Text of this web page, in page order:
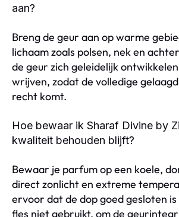
aan?
Breng de geur aan op warme
lichaam zoals polsen, nek en
de geur zich geleidelijk
wrijven, zodat de volledige
recht komt.
Hoe bewaar ik Sharaf Divine by
kwaliteit behouden blijft?
Bewaar je parfum op een koele,
direct zonlicht en extreme
ervoor dat de dop goed gesloten
fles niet gebruikt, om de